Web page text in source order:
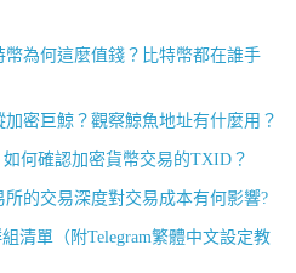
為何這麼值錢？比特幣都在誰手
密巨鯨？觀察鯨魚地址有什麼用？
何確認加密貨幣交易的TXID？
的交易深度對交易成本有何影響?
清單（附Telegram繁體中文設定教